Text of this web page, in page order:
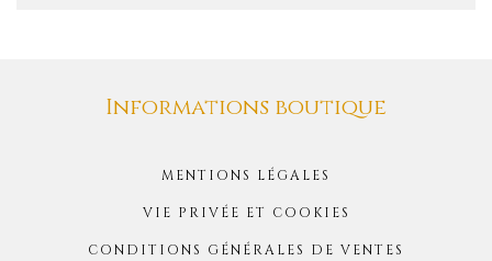
Informations boutique
MENTIONS LÉGALES
VIE PRIVÉE ET COOKIES
CONDITIONS GÉNÉRALES DE VENTES